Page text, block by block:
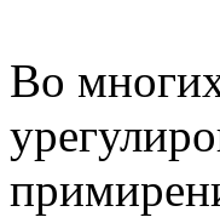
Во